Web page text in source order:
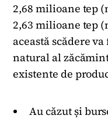
2,68 milioane tep
2,63 milioane tep
această scădere
natural al
existente de
Au căzut și